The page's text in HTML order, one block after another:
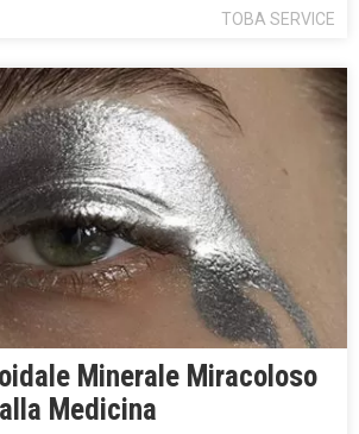
TOBA SERVICE
Minerale Miracoloso
Medicina